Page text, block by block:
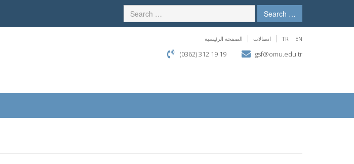
Search …
الصفحة الرئيسية اتصالات TR EN
(0362) 312 19 19 gsf@omu.edu.tr